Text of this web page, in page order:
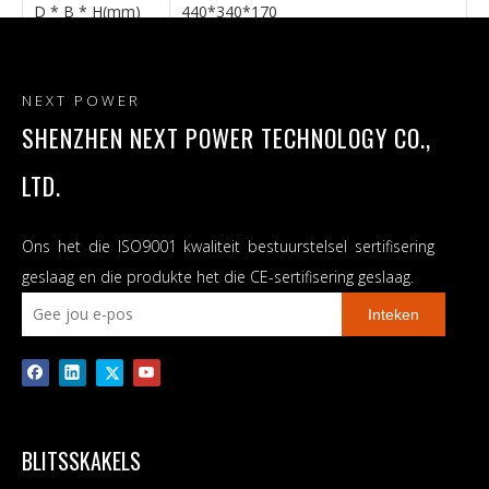
D * B * H(mm)
440*340*170
koppelvlak
RS232/GPRS/WIFI
Vervolgens:
Oorspronklike Factory Off Grid Solar Inverter
Ingeboude 80A MPPT-sonkraglaaier
NEXT POWER
SHENZHEN NEXT POWER TECHNOLOGY CO.,
LTD.
Ons het die ISO9001 kwaliteit bestuurstelsel sertifisering
geslaag en die produkte het die CE-sertifisering geslaag.
Inteken
BLITSSKAKELS